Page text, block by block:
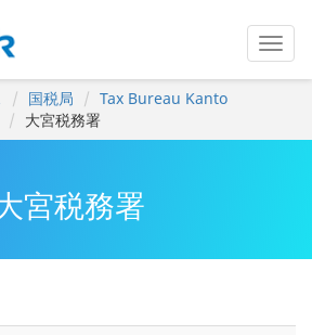
国税局
Tax Bureau Kanto
大宮税務署
宮税務署